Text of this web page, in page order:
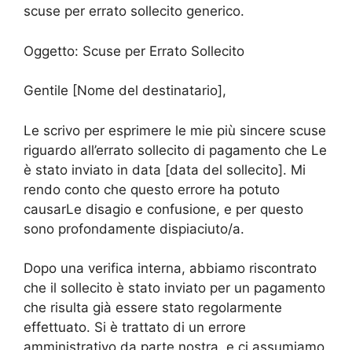
scuse per errato sollecito generico.
Oggetto: Scuse per Errato Sollecito
Gentile [Nome del destinatario],
Le scrivo per esprimere le mie più sincere scuse
riguardo all’errato sollecito di pagamento che Le
è stato inviato in data [data del sollecito]. Mi
rendo conto che questo errore ha potuto
causarLe disagio e confusione, e per questo
sono profondamente dispiaciuto/a.
Dopo una verifica interna, abbiamo riscontrato
che il sollecito è stato inviato per un pagamento
che risulta già essere stato regolarmente
effettuato. Si è trattato di un errore
amministrativo da parte nostra, e ci assumiamo